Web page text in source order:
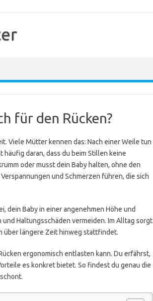
für den Rücken?
Viele Mütter kennen das: Nach einer Weile tun
häufig daran, dass du beim Stillen keine
oder musst dein Baby halten, ohne den
und Schmerzen führen, die sich
dein Baby in einer angenehmen Höhe und
Haltungsschäden vermeiden. Im Alltag sorgt
über längere Zeit hinweg stattfindet.
ergonomisch entlasten kann. Du erfährst,
es konkret bietet. So findest du genau die